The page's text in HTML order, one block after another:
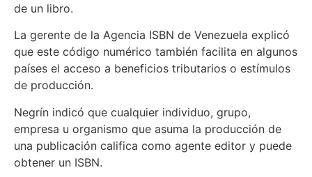
de un libro.
La gerente de la Agencia ISBN de Venezuela explicó
que este código numérico también facilita en algunos
países el acceso a beneficios tributarios o estímulos
de producción.
Negrín indicó que cualquier individuo, grupo,
empresa u organismo que asuma la producción de
una publicación califica como agente editor y puede
obtener un ISBN.